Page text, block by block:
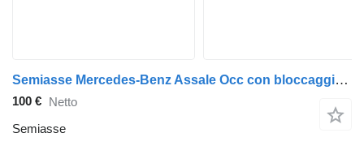
Semiasse Mercedes-Benz Assale Occ con bloccaggio Mercedes per camion
100 € Netto
Semiasse